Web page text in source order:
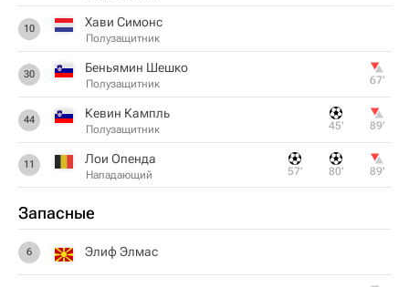
10 Хави Симонс
Полузащитник
30 Беньямин Шешко
Полузащитник 67‎’‎
44 Кевин Кампль
Полузащитник 45‎’‎ 89‎’‎
11 Лои Опенда
Нападающий 57‎’‎ 80‎’‎ 89‎’‎
Запасные
6 Элиф Элмас